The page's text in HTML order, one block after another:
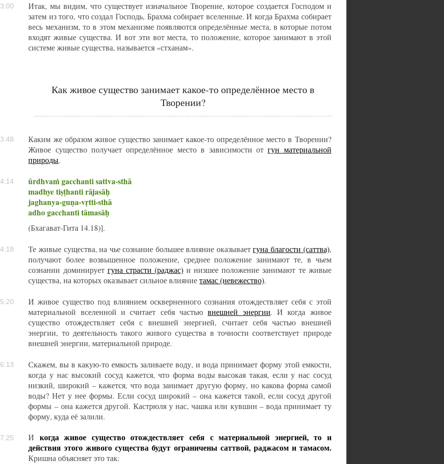
Итак, мы видим, что существует изначальное Творение, которое создается Господом и
затем из того, что создал Господь, Брахма собирает вселенные. И когда Брахма собирает
весь механизм, то в этом механизме появляются определённые места, в которые потом
входят живые существа. И вот эти вот места, то положение, которое занимают в этой
системе живые существа, называется «стханам».
Как живое существо занимает какое-то определённое место в
Творении?
Каким же образом живое существо занимает какое-то определённое место в Творении?
Живое существо получает определённое место в зависимости отгун материальной
природы.
ūrdhvaṁ gacchanti sattva-sthā
madhye tiṣṭhanti rājasāḥ
jaghanya-guṇa-vṛtti-sthā
adho gacchanti tāmasāḥ
(Бхагават-Гита 14.18)].
Те живые существа, на чье сознание большее влияние оказываетгуна благости (саттва),
получают более возвышенное положение, среднее положение занимают те, в чьем
сознании доминирует гуна страсти (раджас)и низшее положение занимают те живые
существа, на которых оказывает сильное влияниетамас (невежество).
И живое существо под влиянием оскверненного сознания отождествляет себя с этой
материальной вселенной и считает себя частьювнешней энергии. И когда живое
существо отождествляет себя с внешней энергией, считает себя частью внешней
энергии, то деятельность такого живого существа в точности соответствует природе
внешней энергии, материальной природе.
Скажем, вы в какую-то емкость заливаете воду, и вода принимает форму этой емкости,
когда у нас высокий сосуд кажется, что форма воды высокая такая, если у нас сосуд
низкий, широкий – кажется, что вода занимает другую форму, но какова форма самой
воды? Нет у нее формы. Если сосуд широкий – она кажется такой, если сосуд другой
формы – она кажется другой. Кастрюля у нас, чашка или кувшин – вода принимает ту
форму, куда её залили.
И когда живое существо отождествляет себя с материальной энергией, то и
действия этого живого существа будут ограничены саттвой, раджасом и тамасом.
Кришна объясняет это так: